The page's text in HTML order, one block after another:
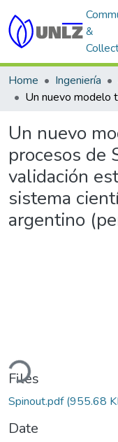
&
Home Ingeniería
Un nuevo
procesos de
validación
sistema
argentino
Files
Spinout.pdf(955.68
Date